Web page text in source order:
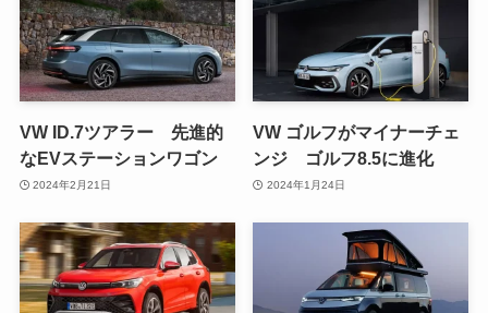
VW ID.7ツアラー 先進的
なEVステーションワゴン
2024年2月21日
VW ゴルフがマイナーチェ
ンジ ゴルフ8.5に進化
2024年1月24日